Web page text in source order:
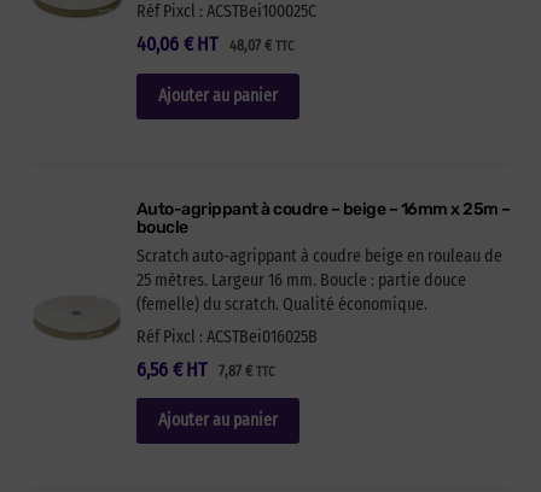
Réf Pixcl : ACSTBei100025C
40,06 € 48,07 €TTC
HT
Ajouter au panier
Auto-agrippant à coudre – beige – 16mm x 25m –
boucle
Scratch auto-agrippant à coudre beige en rouleau de
25 mètres. Largeur 16 mm. Boucle : partie douce
(femelle) du scratch. Qualité économique.
Réf Pixcl : ACSTBei016025B
6,56 € 7,87 €TTC
HT
Ajouter au panier